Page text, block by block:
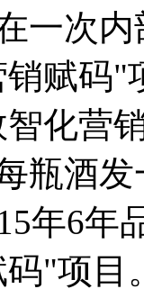
一次
赋码"
化营
瓶酒
年6年
"项目